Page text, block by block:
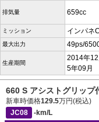
排気量 659cc
ミッション インパネ
最大出力 49ps/
生産期間
2014年
5年09月
660 S アシストグリップ
新車時価格129.5万円(税込)
JC08
-km/L